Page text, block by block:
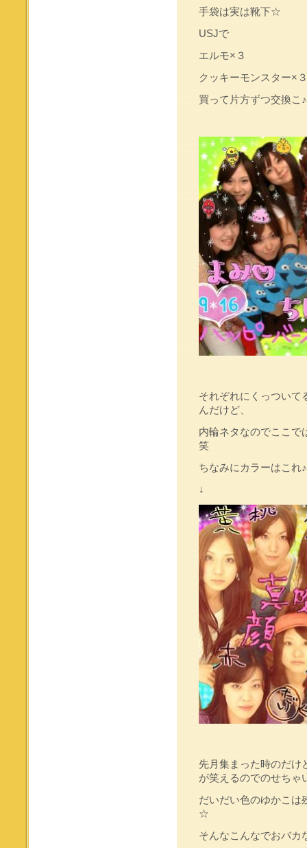
手袋は実は靴下☆
USJで
エルモ×３
クッキーモンスター×３
買って片方ずつ交換こ♪
それぞれにくっついて
んだけど、
内輪ネタなのでここ
笑
ちなみにカラーはこれ♪
↓
先月集まった時のだけ
が笑えるのでのせちゃ
だいだい色のゆかこは
☆
そんなこんなでおバカ